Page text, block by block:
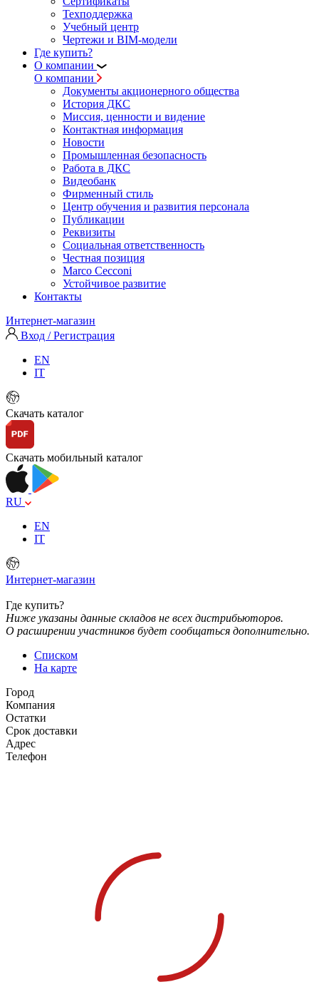
Техподдержка
Учебный центр
Чертежи и BIM-модели
Где купить?
О компании
О компании
Документы акционерного общества
История ДКС
Миссия, ценности и видение
Контактная информация
Новости
Промышленная безопасность
Работа в ДКС
Видеобанк
Фирменный стиль
Центр обучения и развития персонала
Публикации
Реквизиты
Социальная ответственность
Честная позиция
Marco Cecconi
Устойчивое развитие
Контакты
Интернет-магазин
Вход / Регистрация
EN
IT
Скачать каталог
Скачать мобильный каталог
RU
EN
IT
Интернет-магазин
Где купить?
Ниже указаны данные складов не всех дистрибьюторов.
О расширении участников будет сообщаться дополнительно.
Списком
На карте
Город
Компания
Остатки
Срок доставки
Адрес
Телефон